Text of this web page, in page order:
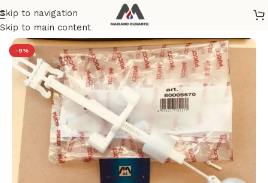
Skip to navigation
Skip to main content
Home/SANITARI/RICAMBI E ACCESSORI CASSETTE WC
-9%